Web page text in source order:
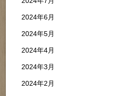
2024年6月
2024年5月
2024年4月
2024年3月
2024年2月